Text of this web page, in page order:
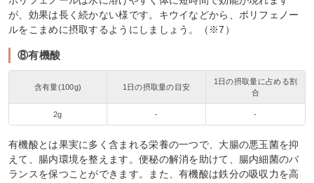
が、効果は長く続かない様です。キウイなどから、ポリフェノー
ルをこまめに摂取するようにしましょう。（※7）
⑧有機酸
含有量(100g) 1日の摂取量の目安
1日の摂取量に占める割
合
2g - -
有機酸とは果実に多く含まれる栄養の一つで、大腸の悪玉菌を抑
えて、腸内環境を整えます。便秘の解消を助けて、腸内細菌のバ
ランスを保つことができます。また、有機酸は鉄分の吸収力を高